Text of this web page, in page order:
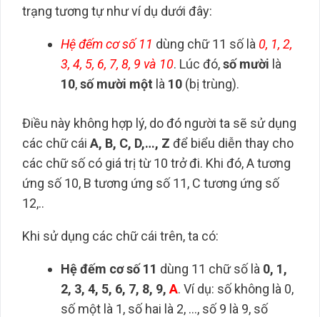
trạng tương tự như ví dụ dưới đây:
Hệ đếm cơ số 11 dùng chữ 11 số là 0, 1, 2,
3, 4, 5, 6, 7, 8, 9 và 10. Lúc đó,số mười là
10,số mười một là 10 (bị trùng).
Điều này không hợp lý, do đó người ta sẽ sử dụng
các chữ cái A, B, C, D,…, Z để biểu diễn thay cho
các chữ số có giá trị từ 10 trở đi. Khi đó, A tương
ứng số 10, B tương ứng số 11, C tương ứng số
12,..
Khi sử dụng các chữ cái trên, ta có:
Hệ đếm cơ số 11 dùng 11 chữ số là 0, 1,
2, 3, 4, 5, 6, 7, 8, 9, A. Ví dụ: số không là 0,
số một là 1, số hai là 2, …, số 9 là 9, số